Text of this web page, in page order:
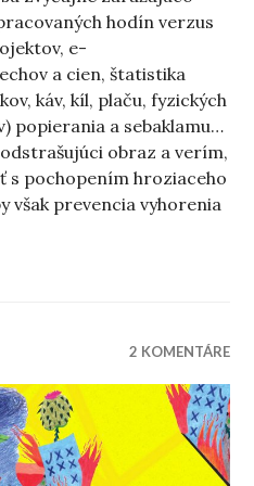
hodín verzus
e-
a cien, štatistika
káv, kíl, plaču, fyzických
popierania a sebaklamu…
obraz a verím,
s pochopením hroziaceho
však prevencia vyhorenia
mi, ako nevládzeš“
2 KOMENTÁRE